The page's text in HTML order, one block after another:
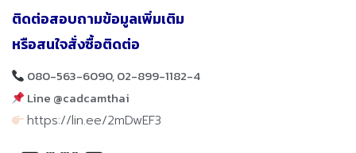
ติดต่อสอบถามข้อมูลเพิ่มเติม
หรือสนใจสั่งซื้อติดต่อ
080-563-6090, 02-899-1182-4
Line @cadcamthai
https://lin.ee/2mDwEF3